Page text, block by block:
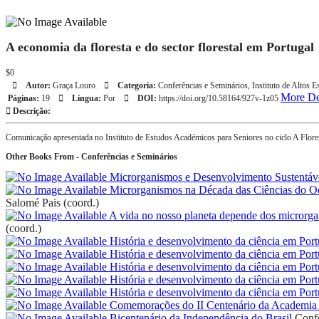
A economia da floresta e do sector florestal em Portugal
$0
Autor: Graça Louro Categoria: Conferências e Seminários, Instituto de Altos
Páginas: 19 Língua: Por DOI: https://doi.org/10.58164/927v-1z05 More
Descrição:
Comunicação apresentada no Instituto de Estudos Académicos para Seniores no ciclo A
Other Books From - Conferências e Seminários
Microrganismos e Desenvolvimento
Microrganismos na Década das Ciências do
Salomé Pais (coord.)
A vida no nosso planeta depende dos
(coord.)
História e desenvolvimento da ciência em
História e desenvolvimento da ciência em
História e desenvolvimento da ciência em
História e desenvolvimento da ciência em
História e desenvolvimento da ciência em
Comemorações do II Centenário da